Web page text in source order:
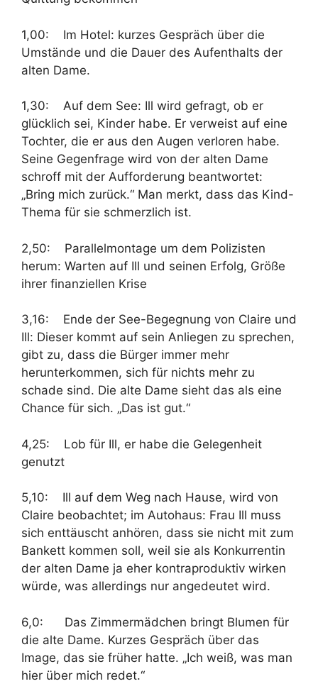
1,00: Im Hotel: kurzes Gespräch über die
Umstände und die Dauer des Aufenthalts der
alten Dame.
1,30: Auf dem See: Ill wird gefragt, ob er
glücklich sei, Kinder habe. Er verweist auf eine
Tochter, die er aus den Augen verloren habe.
Seine Gegenfrage wird von der alten Dame
schroff mit der Aufforderung beantwortet:
„Bring mich zurück.“ Man merkt, dass das Kind-
Thema für sie schmerzlich ist.
2,50: Parallelmontage um dem Polizisten
herum: Warten auf Ill und seinen Erfolg, Größe
ihrer finanziellen Krise
3,16: Ende der See-Begegnung von Claire und
Ill: Dieser kommt auf sein Anliegen zu sprechen,
gibt zu, dass die Bürger immer mehr
herunterkommen, sich für nichts mehr zu
schade sind. Die alte Dame sieht das als eine
Chance für sich. „Das ist gut.“
4,25: Lob für Ill, er habe die Gelegenheit
genutzt
5,10: Ill auf dem Weg nach Hause, wird von
Claire beobachtet; im Autohaus: Frau Ill muss
sich enttäuscht anhören, dass sie nicht mit zum
Bankett kommen soll, weil sie als Konkurrentin
der alten Dame ja eher kontraproduktiv wirken
würde, was allerdings nur angedeutet wird.
6,0: Das Zimmermädchen bringt Blumen für
die alte Dame. Kurzes Gespräch über das
Image, das sie früher hatte. „Ich weiß, was man
hier über mich redet.“